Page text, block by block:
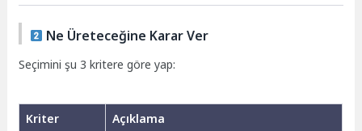
Ne Üreteceğine Karar Ver
Seçimini şu 3 kritere göre yap:
Kriter
Açıklama